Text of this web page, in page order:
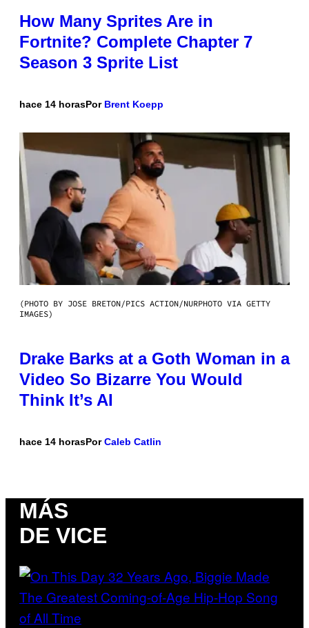
How Many Sprites Are in
Fortnite? Complete Chapter 7
Season 3 Sprite List
hace 14 horasPor Brent Koepp
(PHOTO BY JOSE BRETON/PICS ACTION/NURPHOTO VIA GETTY
IMAGES)
Drake Barks at a Goth Woman in a
Video So Bizarre You Would
Think It’s AI
hace 14 horasPorCaleb Catlin
MÁS
DE VICE